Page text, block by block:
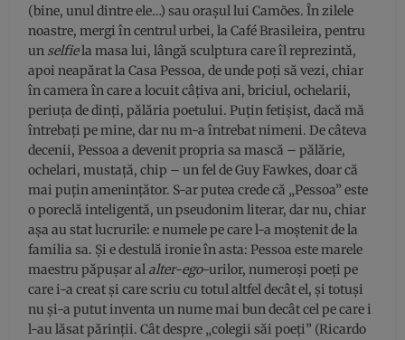
(bine, unul dintre ele…) sau orașul lui Camões. În zilele
noastre, mergi în centrul urbei, la Café Brasileira, pentru
un selfiela masa lui, lângă sculptura care îl reprezintă,
apoi neapărat la Casa Pessoa, de unde poți să vezi, chiar
în camera în care a locuit câțiva ani, briciul, ochelarii,
periuța de dinți, pălăria poetului. Puțin fetișist, dacă mă
întrebați pe mine, dar nu m-a întrebat nimeni. De câteva
decenii, Pessoa a devenit propria sa mască – pălărie,
ochelari, mustață, chip – un fel de Guy Fawkes, doar că
mai puțin amenințător. S-ar putea crede că „Pessoa” este
o poreclă inteligentă, un pseudonim literar, dar nu, chiar
așa au stat lucrurile: e numele pe care l-a moștenit de la
familia sa. Și e destulă ironie în asta: Pessoa este marele
maestru păpușar al alter-ego-urilor, numeroși poeți pe
care i-a creat și care scriu cu totul altfel decât el, și totuși
nu și-a putut inventa un nume mai bun decât cel pe care i
l-au lăsat părinții. Cât despre „colegii săi poeți” (Ricardo